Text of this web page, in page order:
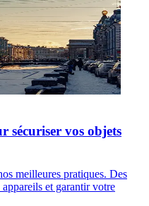
sécuriser vos objets
meilleures pratiques. Des
et garantir votre